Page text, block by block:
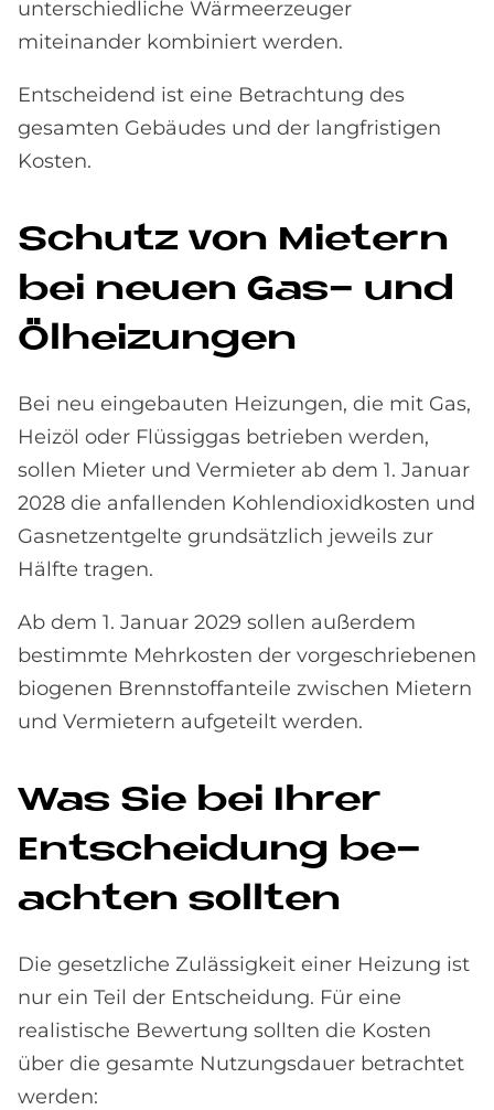
unterschiedliche Wärmeerzeuger
miteinander kombiniert werden.
Entscheidend ist eine Betrachtung des
gesamten Gebäudes und der langfristigen
Kosten.
Schu­tz von Mie­tern
bei neu­en Gas- und
Öl­hei­zun­gen
Bei neu eingebauten Heizungen, die mit Gas,
Heizöl oder Flüssiggas betrieben werden,
sollen Mieter und Vermieter ab dem 1. Januar
2028 die anfallenden Kohlendioxidkosten und
Gasnetzentgelte grundsätzlich jeweils zur
Hälfte tragen.
Ab dem 1. Januar 2029 sollen außerdem
bestimmte Mehrkosten der vorgeschriebenen
biogenen Brennstoffanteile zwischen Mietern
und Vermietern aufgeteilt werden.
Was Sie bei Ih­rer
Ent­schei­dung be­
ach­ten soll­ten
Die gesetzliche Zulässigkeit einer Heizung ist
nur ein Teil der Entscheidung. Für eine
realistische Bewertung sollten die Kosten
über die gesamte Nutzungsdauer betrachtet
werden: